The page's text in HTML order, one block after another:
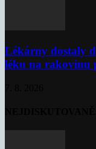
Lékárny dostaly
léku na rakovinu